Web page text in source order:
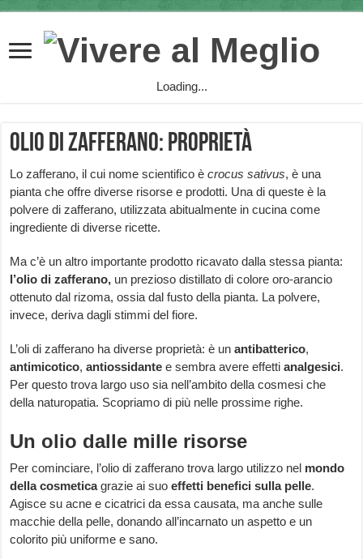
Loading...
Olio di zafferano: proprietà
Lo zafferano, il cui nome scientifico ècrocus sativus, è una
pianta che offre diverse risorse e prodotti. Una di queste è la
polvere di zafferano, utilizzata abitualmente in cucina come
ingrediente di diverse ricette.
Ma c’è un altro importante prodotto ricavato dalla stessa pianta:
l’olio di zafferano, un prezioso distillato di colore oro-arancio
ottenuto dal rizoma, ossia dal fusto della pianta. La polvere,
invece, deriva dagli stimmi del fiore.
L’oli di zafferano ha diverse proprietà: è unantibatterico,
antimicotico,antiossidante e sembra avere effettianalgesici.
Per questo trova largo uso sia nell’ambito della cosmesi che
della naturopatia. Scopriamo di più nelle prossime righe.
Un olio dalle mille risorse
Per cominciare, l’olio di zafferano trova largo utilizzo nel mondo
della cosmeticagrazie ai suoeffetti benefici sulla pelle.
Agisce su acne e cicatrici da essa causata, ma anche sulle
macchie della pelle, donando all’incarnato un aspetto e un
colorito più uniforme e sano.